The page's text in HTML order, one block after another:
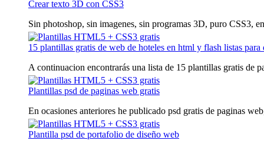
Crear texto 3D con CSS3
Sin photoshop, sin imagenes, sin programas 3D, puro CSS3,
15 plantillas gratis de web de hoteles en html y flash listas para
A continuacion encontrarás una lista de 15 plantillas gratis de
Plantillas psd de paginas web gratis
En ocasiones anteriores he publicado psd gratis de paginas
Plantilla psd de portafolio de diseño web